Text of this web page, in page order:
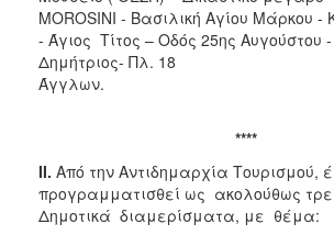
MOROSINI - Βασιλική Αγίου Μάρκου -
- Άγιος Τίτος – Οδός 25ης Αυγούστου
Δημήτριος- Πλ. 18
****
ΙΙ. Από την Αντιδημαρχία Τουρισμού,
προγραμματισθεί ως ακολούθως
Δημοτικά διαμερίσματα, με θέμα: